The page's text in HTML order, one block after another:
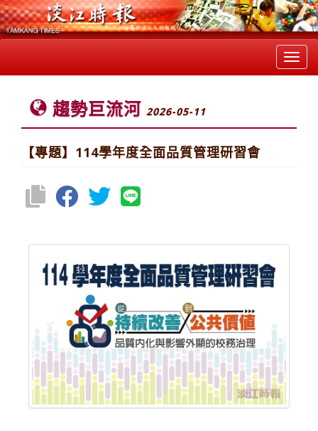
趨勢巨流河 2026-05-11
【專題】114學年度全面品質管理研習會